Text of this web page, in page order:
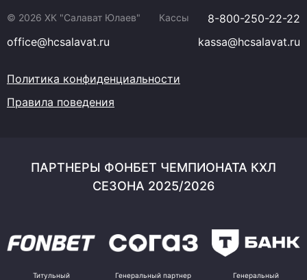
© 2026 ХК "Салават Юлаев" Кассы
8-800-250-22-22
office@hcsalavat.ru
kassa@hcsalavat.ru
Политика конфиденциальности
Правила поведения
ПАРТНЕРЫ ФОНБЕТ ЧЕМПИОНАТА КХЛ
СЕЗОНА 2025/2026
Титульный
Генеральный партнер
Генеральный